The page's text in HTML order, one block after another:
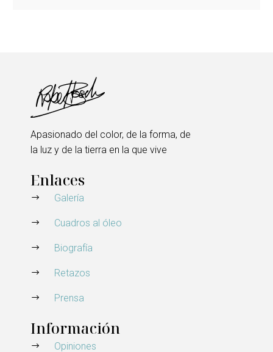
Apasionado del color, de la forma, de
la luz y de la tierra en la que vive
Enlaces
Galería
Cuadros al óleo
Biografía
Retazos
Prensa
Información
Opiniones